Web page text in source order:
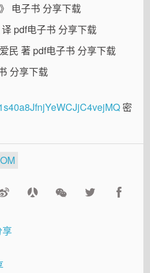
电子书 分享下载
pdf电子书 分享下载
民 著 pdf电子书 分享下载
分享下载
密